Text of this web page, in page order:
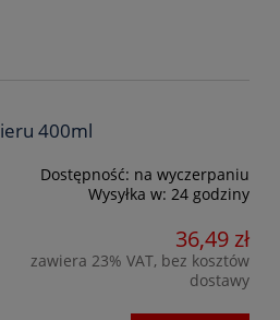
400ml
Dostępność: na wyczerpaniu
Wysyłka w: 24 godziny
36,49 zł
zawiera 23% VAT, bez kosztów
dostawy